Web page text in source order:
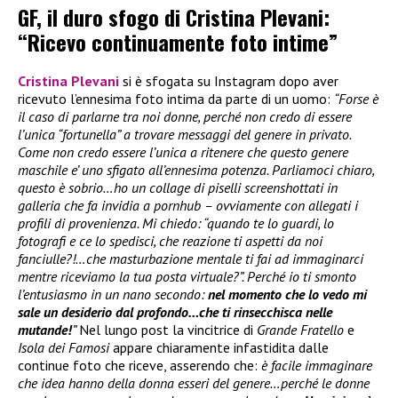
GF, il duro sfogo di Cristina Plevani:
“Ricevo continuamente foto intime”
Cristina Plevani si è sfogata su Instagram dopo aver
ricevuto l’ennesima foto intima da parte di un uomo: “Forse è
il caso di parlarne tra noi donne, perché non credo di essere
l’unica “fortunella” a trovare messaggi del genere in privato.
Come non credo essere l’unica a ritenere che questo genere
maschile e’ uno sfigato all’ennesima potenza. Parliamoci chiaro,
questo è sobrio…ho un collage di piselli screenshottati in
galleria che fa invidia a pornhub – ovviamente con allegati i
profili di provenienza. Mi chiedo: “quando te lo guardi, lo
fotografi e ce lo spedisci, che reazione ti aspetti da noi
fanciulle?!…che masturbazione mentale ti fai ad immaginarci
mentre riceviamo la tua posta virtuale?”. Perché io ti smonto
l’entusiasmo in un nano secondo:nel momento che lo vedo mi
sale un desiderio dal profondo…che ti rinsecchisca nelle
mutande!”Nel lungo post la vincitrice di Grande Fratello e
Isola dei Famosiappare chiaramente infastidita dalle
continue foto che riceve, asserendo che: è facile immaginare
che idea hanno della donna esseri del genere…perché le donne